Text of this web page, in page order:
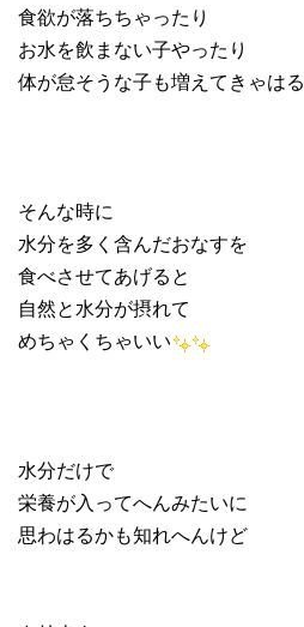
食欲が落ちちゃったり
お水を飲まない子やったり
体が怠そうな子も増えてきゃはる
そんな時に
水分を多く含んだおなすを
食べさせてあげると
自然と水分が摂れて
めちゃくちゃいい
水分だけで
栄養が入ってへんみたいに
思わはるかも知れへんけど